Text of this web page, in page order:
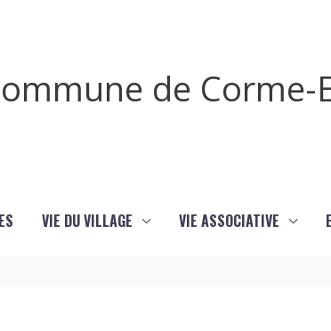
de Corme-
VIE DU VILLAGE VIE ASSOCIATIVE